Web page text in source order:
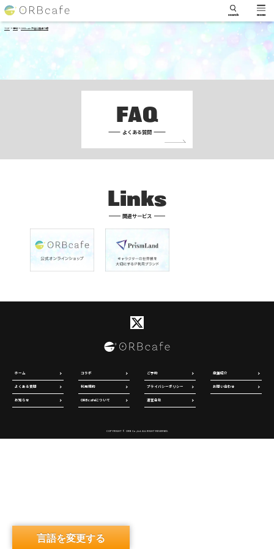
search menu
TOP >予約>ORBcafe 渋谷公園通り店
FAQ
よくある質問
Links
関連サービス
ホーム コラボ ご予約 店舗紹介
よくある質問 利用規約 プライバシーポリシー お問い合わせ
お知らせ ORBcafeについて 運営会社
COPYRIGHT © ORB Co.,Ltd. ALL RIGHT RESERVED.
言語を変更する